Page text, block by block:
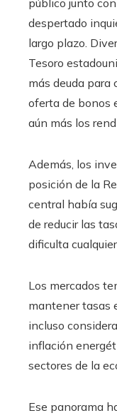
despertado
largo plazo.
Tesoro
más deuda para
oferta de bonos
aún más los
Además, los
posición de la
central había
de reducir las
dificulta
Los mercados
mantener tasas
incluso
inflación
sectores de la
Ese panorama